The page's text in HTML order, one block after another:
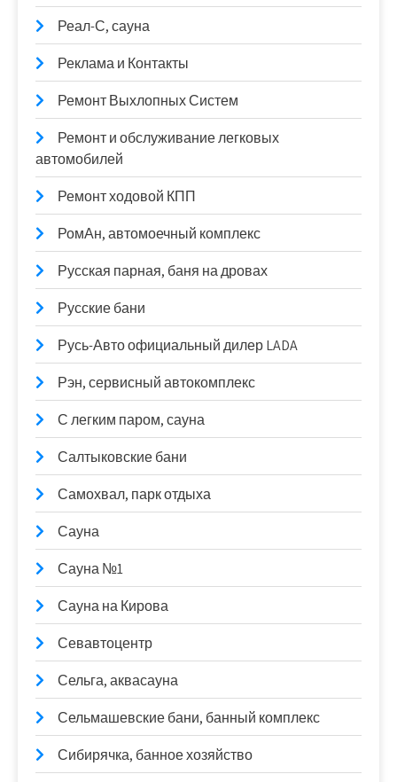
Реал-С, сауна
Реклама и Контакты
Ремонт Выхлопных Систем
Ремонт и обслуживание легковых
автомобилей
Ремонт ходовой КПП
РомАн, автомоечный комплекс
Русская парная, баня на дровах
Русские бани
Русь-Авто официальный дилер LADA
Рэн, сервисный автокомплекс
С легким паром, сауна
Салтыковские бани
Самохвал, парк отдыха
Сауна
Сауна №1
Сауна на Кирова
Севавтоцентр
Сельга, аквасауна
Сельмашевские бани, банный комплекс
Сибирячка, банное хозяйство